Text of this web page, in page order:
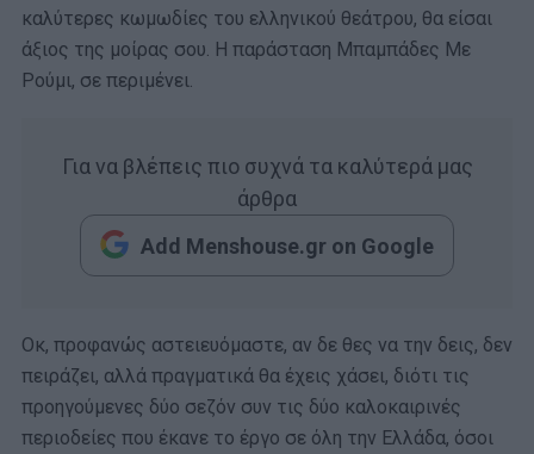
καλύτερες κωμωδίες του ελληνικού θεάτρου, θα είσαι
άξιος της μοίρας σου. Η παράσταση Μπαμπάδες Με
Ρούμι, σε περιμένει.
Για να βλέπεις πιο συχνά τα καλύτερά μας
άρθρα
Add Menshouse.gr on Google
Οκ, προφανώς αστειευόμαστε, αν δε θες να την δεις, δεν
πειράζει, αλλά πραγματικά θα έχεις χάσει, διότι τις
προηγούμενες δύο σεζόν συν τις δύο καλοκαιρινές
περιοδείες που έκανε το έργο σε όλη την Ελλάδα, όσοι